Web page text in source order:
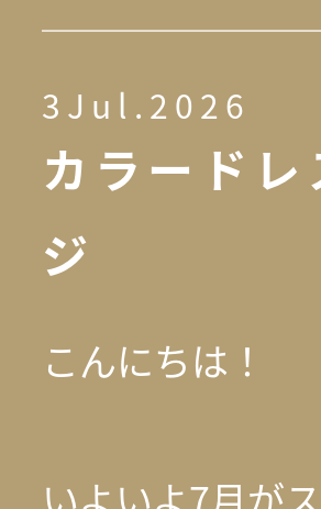
3Jul.2026
カラード
ジ
こんにちは！